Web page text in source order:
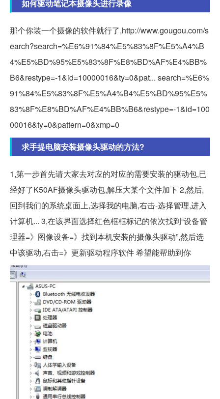
如何驱动笔记本摄像头进行录像
那个你装一个摄像的软件就行了,http://www.gougou.com/s
earch?search=%E6%91%84%E5%83%8F%E5%A4%B
4%E5%BD%95%E5%83%8F%E8%BD%AF%E4%BB%
B6&restype=-1&id=10000016&ty=0&pat... search=%E6%
91%84%E5%83%8F%E5%A4%B4%E5%BD%95%E5%
83%8F%E8%BD%AF%E4%BB%B6&restype=-1&id=100
00016&ty=0&pattern=0&xmp=0
求手提电脑安装摄像头驱动的方法?
1,第一步首先请大家去对应的对应的需要安装的驱动包,已
经好了K50AF摄像头驱动包,解压大某个文件加下 2,然后,
回到我们的系统桌面上,选择我的电脑,右击-选择管理,进入
计算机... 3,在该界面选择红色框框标记的依次找到“设备管
理器=》图像设备=》找到本机安装的摄像头驱动”,然后选
中该驱动,右击=》更新驱动程序软件 希望能帮助到你